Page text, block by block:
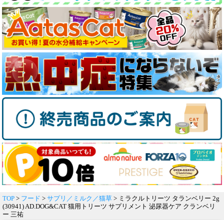
TOP > フード > サプリ／ミルク／猫草 > ミラクルトリーツ タランベリー 2g
(30941) AD.DOG&CAT 猫用トリーツ サプリメント 泌尿器ケア クランベリ
ー 三祐